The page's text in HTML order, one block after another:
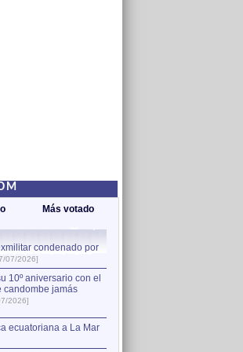
Más votado
condenado por
07/2026]
10º aniversario con el
candombe jamás
2026]
ecuatoriana a La Mar